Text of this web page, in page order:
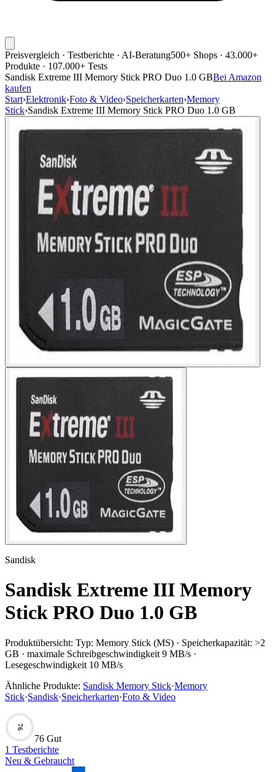
Preisvergleich · Testberichte · AI-Beratung500+ Shops · 43.000+
Produkte · 107.000+ Tests
Sandisk Extreme III Memory Stick PRO Duo 1.0 GBBei Amazon
kaufen
Start›Elektronik›Foto & Video›Speicherkarten›Memory
Stick›Sandisk Extreme III Memory Stick PRO Duo 1.0 GB
Sandisk
Sandisk Extreme III Memory
Stick PRO Duo 1.0 GB
Produktübersicht: Typ: Memory Stick (MS) · Speicherkapazität: >2
GB · maximale Schreibgeschwindigkeit 9 MB/s ·
Lesegeschwindigkeit 10 MB/s
Ähnliche Produkte: Sandisk Memory Stick·Memory
Stick·Sandisk·Speicherkarten·Foto & Video
76
76 Gut
1 Testberichte
Neu & Gebraucht